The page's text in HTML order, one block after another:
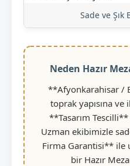
Sade ve Şık
Neden Hazır
**Afyonkarahisar /
toprak yapısına
**Tasarım
Uzman ekibimizle
Firma Garantisi** ile
bir Hazır